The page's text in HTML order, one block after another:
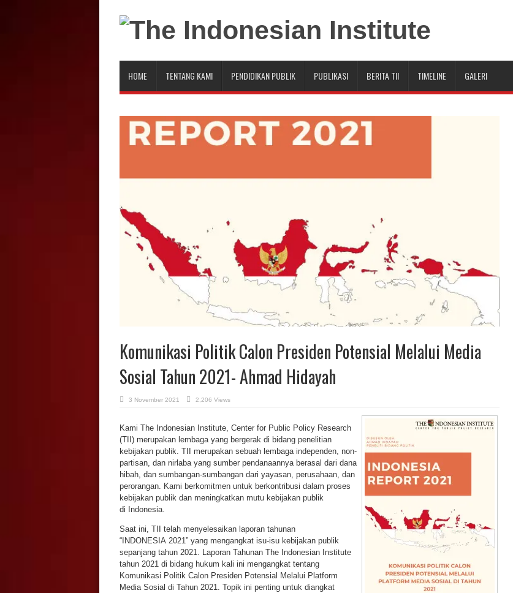
HOME TENTANG KAMI PENDIDIKAN PUBLIK PUBLIKASI BERITA TII TIMELINE GALERI
Komunikasi Politik Calon Presiden Potensial Melalui Media
Sosial Tahun 2021- Ahmad Hidayah
3 November 2021 2,206 Views
Kami The Indonesian Institute, Center for Public Policy Research
(TII) merupakan lembaga yang bergerak di bidang penelitian
kebijakan publik. TII merupakan sebuah lembaga independen, non-
partisan, dan nirlaba yang sumber pendanaannya berasal dari dana
hibah, dan sumbangan-sumbangan dari yayasan, perusahaan, dan
perorangan. Kami berkomitmen untuk berkontribusi dalam proses
kebijakan publik dan meningkatkan mutu kebijakan publik
di Indonesia.
Saat ini, TII telah menyelesaikan laporan tahunan
“INDONESIA 2021” yang mengangkat isu-isu kebijakan publik
sepanjang tahun 2021. Laporan Tahunan The Indonesian Institute
tahun 2021 di bidang hukum kali ini mengangkat tentang
Komunikasi Politik Calon Presiden Potensial Melalui Platform
Media Sosial di Tahun 2021. Topik ini penting untuk diangkat